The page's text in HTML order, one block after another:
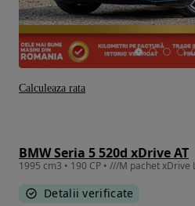
BMW Seria 5 520d xDrive AT
Detalii verificate
Calculeaza rata